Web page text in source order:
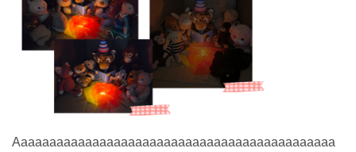
Ааааааааааааааааааааааааааааааааааааааааааааа